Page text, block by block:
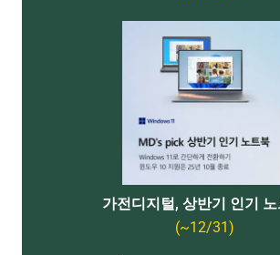
가전디지털, 상반기 인기
(~12/31)